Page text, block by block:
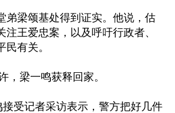
弟梁颂基处得到证实。他说，估
注王爱忠案，以及呼吁行政者、
有关。
，梁一鸣获释回家。
受记者采访表示，警方把好几件